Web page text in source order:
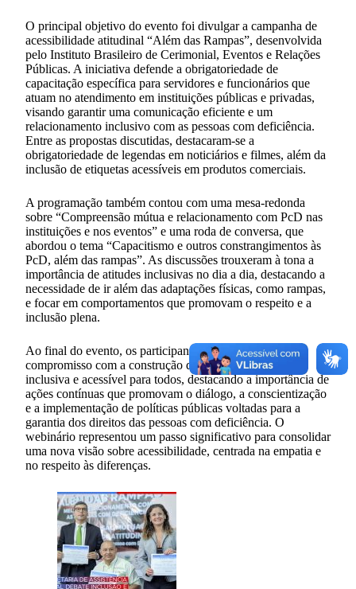
O principal objetivo do evento foi divulgar a campanha de
acessibilidade atitudinal “Além das Rampas”, desenvolvida
pelo Instituto Brasileiro de Cerimonial, Eventos e Relações
Públicas. A iniciativa defende a obrigatoriedade de
capacitação específica para servidores e funcionários que
atuam no atendimento em instituições públicas e privadas,
visando garantir uma comunicação eficiente e um
relacionamento inclusivo com as pessoas com deficiência.
Entre as propostas discutidas, destacaram-se a
obrigatoriedade de legendas em noticiários e filmes, além da
inclusão de etiquetas acessíveis em produtos comerciais.
A programação também contou com uma mesa-redonda
sobre “Compreensão mútua e relacionamento com PcD nas
instituições e nos eventos” e uma roda de conversa, que
abordou o tema “Capacitismo e outros constrangimentos às
PcD, além das rampas”. As discussões trouxeram à tona a
importância de atitudes inclusivas no dia a dia, destacando a
necessidade de ir além das adaptações físicas, como rampas,
e focar em comportamentos que promovam o respeito e a
inclusão plena.
Ao final do evento, os participantes reforçaram o
compromisso com a construção de uma sociedade mais
inclusiva e acessível para todos, destacando a importância de
ações contínuas que promovam o diálogo, a conscientização
e a implementação de políticas públicas voltadas para a
garantia dos direitos das pessoas com deficiência. O
webinário representou um passo significativo para consolidar
uma nova visão sobre acessibilidade, centrada na empatia e
no respeito às diferenças.